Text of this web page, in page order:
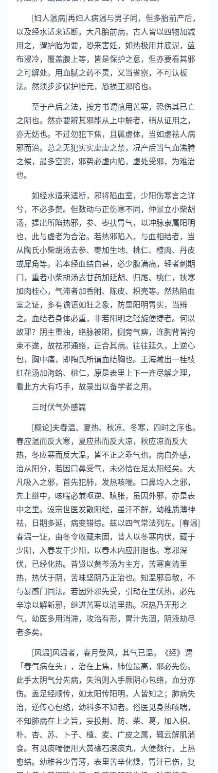
[妇人温病]再妇人病温与男子同，但多胎前产后，
以及经水适来适断。大凡胎前病，古人皆以四物加减
用之，谓护胎为要，恐来害妊，如热极用井底泥，蓝
布浸冷，覆盖腹上等，皆是保护之意，但亦要看其邪
之可解处。用血腻之药不灵，又当省察，不可认板
法。然须步步保护胎元，恐损正邪陷也。
至于产后之法，按方书谓慎用苦寒，恐伤其已亡
之阴也。然亦要辨其邪能从上中解者，稍从证用之，
亦无妨也。不过勿犯下焦，且属虚体，当如虚祛人病
邪而治。总之无犯实实虚虚之禁，况产后当气血沸腾
之候，最多空窦，邪势必虚内陷，虚处受邪，为难治
也。
如经水适来适断，邪将陷血室，少阳伤寒言之详
兮，不必多赘。但数动与正伤寒不同，仲景立小柴胡
汤，提出所陷热邪，参、枣扶胃气，以冲脉隶属阳明
也，此与虚者为合治。若热邪陷入，与血相结者，当
从陶氏小柴胡汤去参、枣加生地、桃仁、楂肉、丹皮
或犀角等。若本经血结自甚，必少腹满痛，轻者刺期
门，重者小柴胡汤去甘药加延胡、归尾、桃仁，挟寒
加肉桂心，气滞者加香附、陈皮、枳壳等。然热陷血
室之证，多有谵语如狂之象，防是阳明胃实，当辨
之。血结者身体必重，非若阳明之轻旋便捷者。何以
故耶？阴主重浊，络脉被阻，侧旁气痹，连胸背皆拘
束不遂，故祛邪通络，正合其病。往往延久，上逆心
包，胸中痛，即陶氏所谓血结胸也。王海藏出一桂枝
红花汤加海蛤、桃仁，原是表里上下一齐尽解之理，
看此方大有巧手，故录出以备学者之用。
三时伏气外感篇
[概论]夫春温、夏热、秋凉、冬寒，四时之序也。
春应温而反大寒，夏应热而反大凉，秋应凉而反大
热，冬应寒而反大温，皆不正之乖气也。病自外感，
治从阳分，若因口鼻受气，未必恰在足太阳经矣。大
凡吸入之邪，首先犯肺，发热咳喘。口鼻均入之邪，
先上继中，咳喘必兼呕逆、瞋胀，虽因外邪，亦是表
中之里。设宗世医发散阳经，虽汗不解，幼稚质薄神
祛，日期多延，病变错综。兹以四气常法列左。[春温]
春温一证，由冬令收藏未固，昔人以冬寒内伏，藏于
少阴，入春发于少阳，以春木内应肝胆也。寒邪深
伏，已经化热。昔贤以黄芩汤为主方，苦寒直清里
热，热伏于阴，苦味坚阴乃正治也。知温邪忌散，不
与暴感门同法。若因外邪先受，引动在里伏热，必先
辛凉以解新邪，继进苦寒以清里热。况热乃无形之
气，幼医多用消滞，攻治有形，胃汁先涸，阴液劫尽
者多矣。
[风温]风温者，春月受风，其气已温。《经》谓
「春气病在头」，治在上焦，肺位最高，邪必先伤。
此手太阴气分先病，失治则入手厥阴心包络，血分亦
伤。盖足经顺传，如太阳传阳明，人皆知之；肺病失
治，逆传心包络，幼科多不知者。俗医见身热咳喘，
不知肺病在上之旨，妄投荆、防、柴、葛，加入枳、
朴、杏、苏、卜子、楂、麦、广皮之属，辄云解肌消
食。有见痰喘便用大黄礞石滚痰丸，大便数行，上热
愈结。幼稚谷少胃薄，表里苦辛化燥，胃汁已伤，复